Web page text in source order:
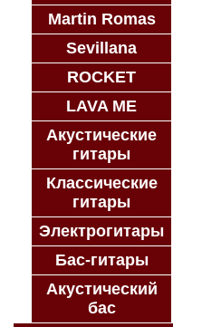
Martin Romas
Sevillana
ROCKET
LAVA ME
Акустические
гитары
Классические
гитары
Электрогитары
Бас-гитары
Акустический
бас